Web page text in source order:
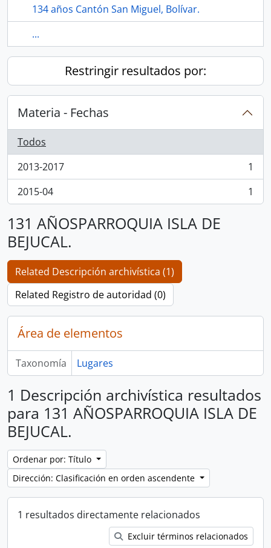
134 años Cantón San Miguel, Bolívar.
...
Restringir resultados por:
Materia - Fechas
Todos
2013-2017
, 1 resultados
1
2015-04
, 1 resultados 1
131 AÑOSPARROQUIA ISLA DE
BEJUCAL.
Related Descripción archivística (1)
Related Registro de autoridad (0)
Área de elementos
Taxonomía Lugares
1 Descripción archivística resultados
para 131 AÑOSPARROQUIA ISLA DE
BEJUCAL.
Ordenar por: Título
Dirección: Clasificación en orden ascendente
1 resultados directamente relacionados
Excluir términos relacionados